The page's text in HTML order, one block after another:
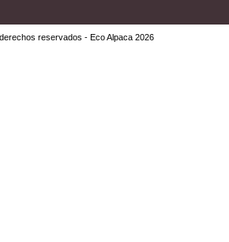
reservados - Eco Alpaca 2026